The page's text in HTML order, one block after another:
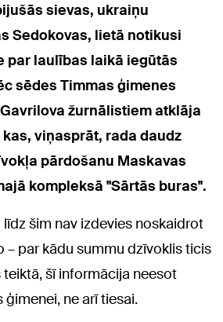
sievas, ukraiņu
Sedokovas, lietā notikusi
par laulības laikā iegūtās
sēdes Timmas ģimenes
žurnālistiem atklāja
viņasprāt, rada daudz
pārdošanu Maskavas
kompleksā "Sārtās buras".
šim nav izdevies noskaidrot
– par kādu summu dzīvoklis ticis
šī informācija neesot
ne arī tiesai.